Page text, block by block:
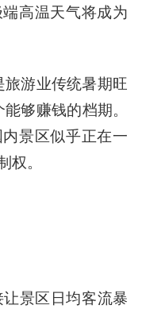
高温天气将成为
游业传统暑期旺
够赚钱的档期。
景区似乎正在一
。
景区日均客流暴